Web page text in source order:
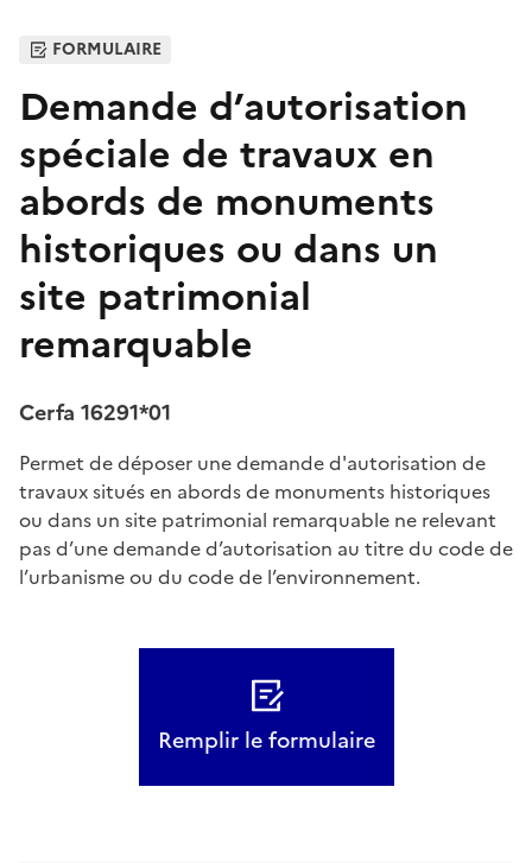
FORMULAIRE
Demande d’autorisation
spéciale de travaux en
abords de monuments
historiques ou dans un
site patrimonial
remarquable
Cerfa 16291*01
Permet de déposer une demande d'autorisation de
travaux situés en abords de monuments historiques
ou dans un site patrimonial remarquable ne relevant
pas d’une demande d’autorisation au titre du code de
l’urbanisme ou du code de l’environnement.
Remplir le formulaire